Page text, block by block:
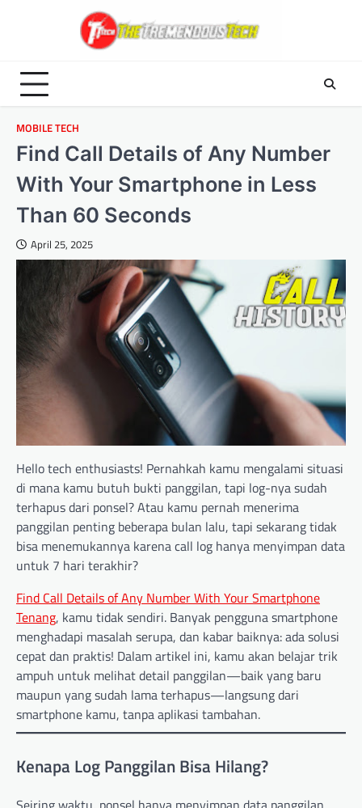
MOBILE TECH
Find Call Details of Any Number
With Your Smartphone in Less
Than 60 Seconds
April 25, 2025
Hello tech enthusiasts! Pernahkah kamu mengalami situasi
di mana kamu butuh bukti panggilan, tapi log-nya sudah
terhapus dari ponsel? Atau kamu pernah menerima
panggilan penting beberapa bulan lalu, tapi sekarang tidak
bisa menemukannya karena call log hanya menyimpan data
untuk 7 hari terakhir?
Find Call Details of Any Number With Your Smartphone
Tenang, kamu tidak sendiri. Banyak pengguna smartphone
menghadapi masalah serupa, dan kabar baiknya: ada solusi
cepat dan praktis! Dalam artikel ini, kamu akan belajar trik
ampuh untuk melihat detail panggilan—baik yang baru
maupun yang sudah lama terhapus—langsung dari
smartphone kamu, tanpa aplikasi tambahan.
Kenapa Log Panggilan Bisa Hilang?